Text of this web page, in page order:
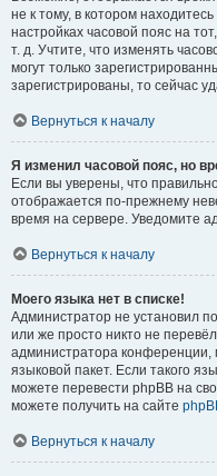
не к тому, в котором
настройках часовой пояс на
т. д. Учтите, что изменять
могут только
зарегистрированы, то сейчас
Вернуться к началу
Я изменил часовой пояс, но
Если вы уверены, что
отображается по-прежнему
время на сервере. Уведомите
Вернуться к началу
Моего языка нет в списке!
Администратор не установил
или же просто никто не
администратора конференции,
языковой пакет. Если такого
можете перевести phpBB на
можете получить на сайте
Вернуться к началу